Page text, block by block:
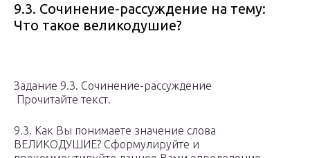
9.3. Сочинение-рассуждение на тему:
Что такое великодушие?
Задание 9.3. Сочинение-рассуждение
Прочитайте текст.
9.3. Как Вы понимаете значение слова
ВЕЛИКОДУШИЕ? Сформулируйте и